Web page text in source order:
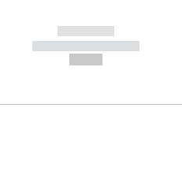
------------
----------- -----------